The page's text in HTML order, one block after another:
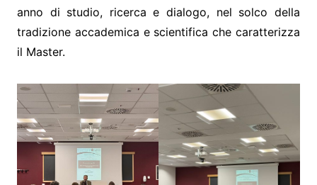
anno di studio, ricerca e dialogo, nel solco della
tradizione accademica e scientifica che caratterizza
il Master.